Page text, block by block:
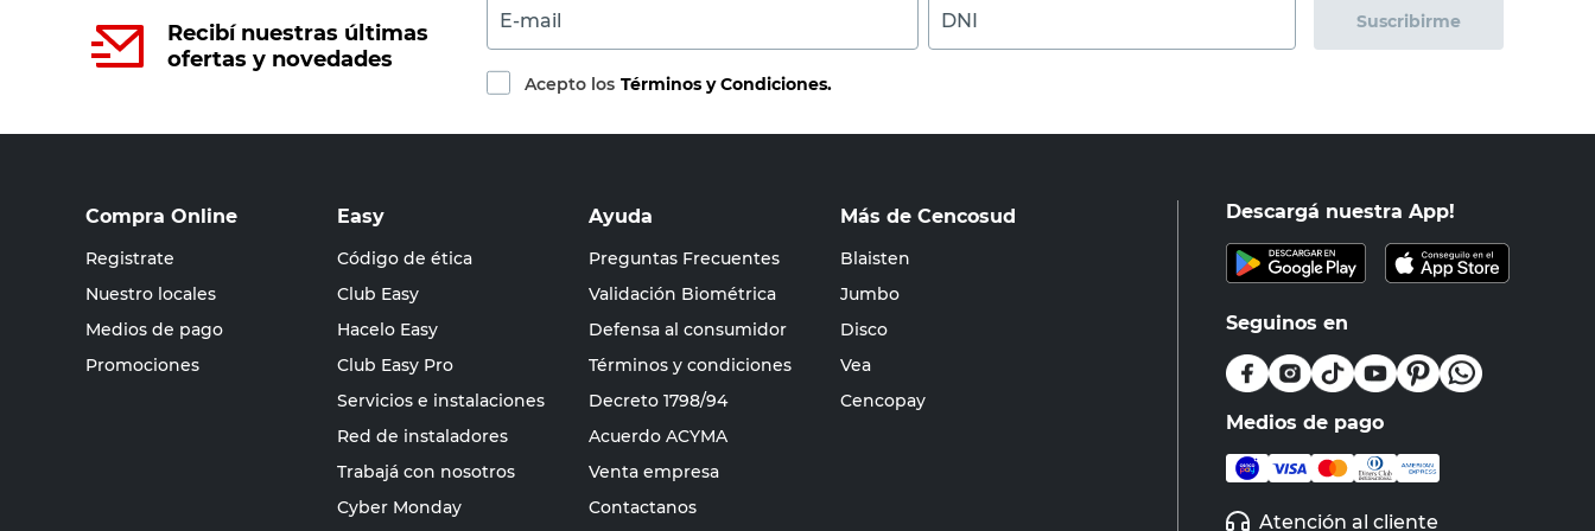
Recibí nuestras últimas
ofertas y novedades
E-mail DNI Suscribirme
Acepto los Términos y Condiciones.
Compra Online
Registrate
Nuestro locales
Medios de pago
Promociones
Easy
Código de ética
Club Easy
Hacelo Easy
Club Easy Pro
Servicios e instalaciones
Red de instaladores
Trabajá con nosotros
Cyber Monday
Ayuda
Preguntas Frecuentes
Validación Biométrica
Defensa al consumidor
Términos y condiciones
Decreto 1798/94
Acuerdo ACYMA
Venta empresa
Contactanos
Más de Cencosud
Blaisten
Jumbo
Disco
Vea
Cencopay
Descargá nuestra App!
Seguinos en
Medios de pago
Atención al cliente